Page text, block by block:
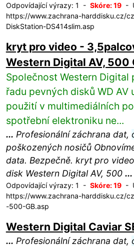
Odpovídající výrazy: 1 - Skóre: 19-
https://www.zachrana-harddisku.cz/
DiskStation-DS414slim.asp
kryt pro video -
Western Digital AV, 500
Společnost Western Digital
řadu pevných disků WD AV
použití v multimediálních
spotřební elektroniku ne...
... Profesionální záchrana dat,
poškozených nosičů
data. Bezpečně. kryt pro
disk Western Digital AV, 500 ...
Odpovídající výrazy: 1 - Skóre: 19-
https://www.zachrana-harddisku.cz/
-500-GB.asp
Western Digital Caviar
... Profesionální záchrana dat,